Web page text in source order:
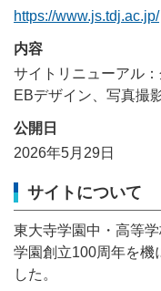
https://www.js.tdj.ac.jp/
内容
サイトリニューアル
EBデザイン、写真撮
公開日
2026年5月29日
サイトについて
東大寺学園中・高等
学園創立100周年を機
した。